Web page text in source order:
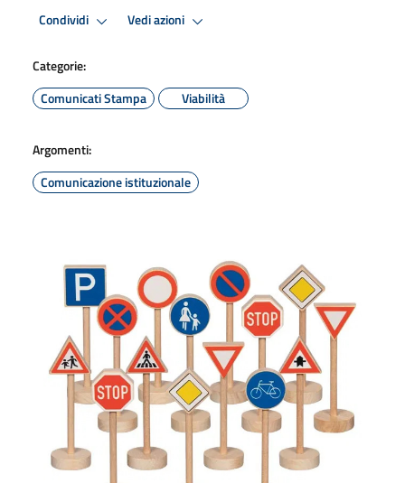
Condividi Vedi azioni
Categorie:
Comunicati Stampa
Viabilità
Argomenti:
Comunicazione istituzionale